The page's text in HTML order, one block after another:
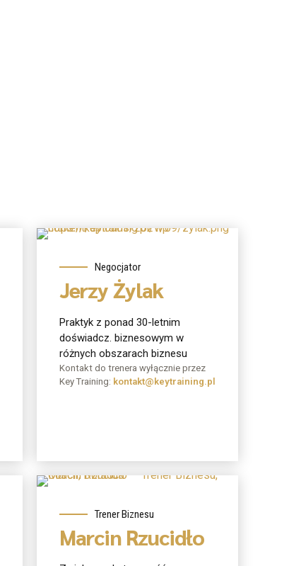
O mnie
Negocjator
Jerzy Żylak
Praktyk z ponad 30-letnim
doświadcz. biznesowym w
różnych obszarach biznesu
Kontakt do trenera wyłącznie przez
Key Training: kontakt@keytraining.pl
O mnie
Trener Biznesu
Marcin Rzucidło